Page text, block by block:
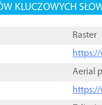
KLUCZOWYCH
Raster
Aerial